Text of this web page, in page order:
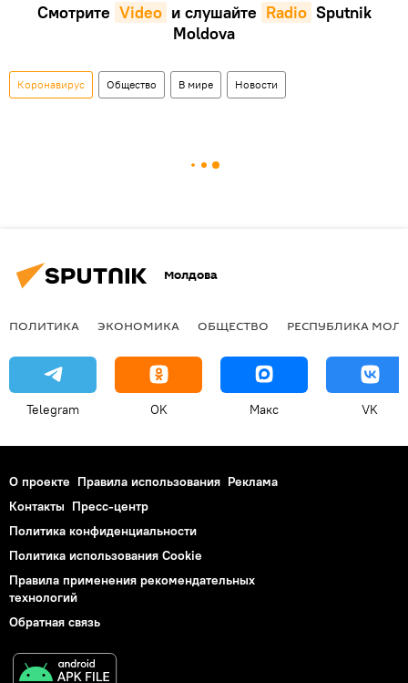
Смотрите Video и слушайте Radio Sputnik
Moldova
Коронавирус Общество В мире Новости
Молдова
ПОЛИТИКА ЭКОНОМИКА ОБЩЕСТВО РЕСПУБЛИКА
Telegram OK Макс VK
О проекте Правила использования Реклама
Контакты Пресс-центр
Политика конфиденциальности
Политика использования Cookie
Правила применения рекомендательных
технологий
Обратная связь